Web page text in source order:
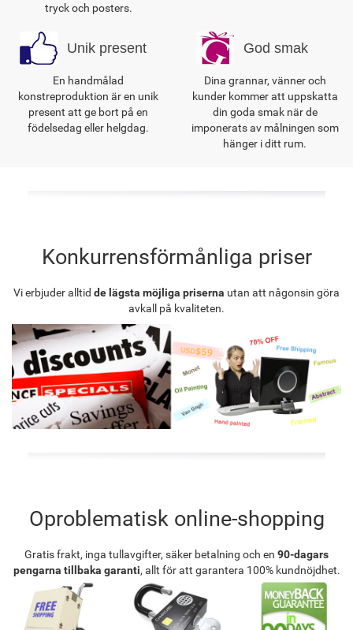
tryck och posters.
Unik present
En handmålad
konstreproduktion är en unik
present att ge bort på en
födelsedag eller helgdag.
God smak
Dina grannar, vänner och
kunder kommer att uppskatta
din goda smak när de
imponerats av målningen som
hänger i ditt rum.
Konkurrensförmånliga priser
Vi erbjuder alltid de lägsta möjliga priserna utan att någonsin göra
avkall på kvaliteten.
Oproblematisk online-shopping
Gratis frakt, inga tullavgifter, säker betalning och en 90-dagars
pengarna tillbaka garanti, allt för att garantera 100% kundnöjdhet.